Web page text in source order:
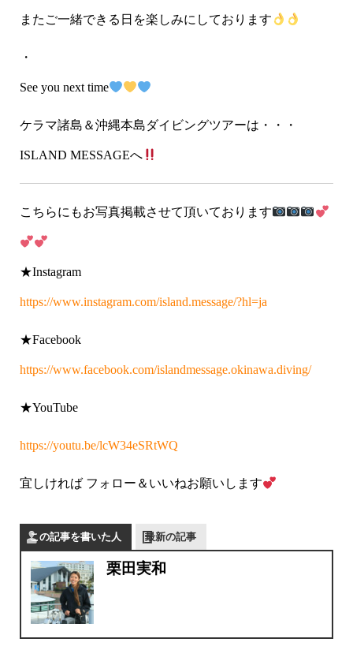
またご一緒できる日を楽しみにしております
・
See you next time
ケラマ諸島＆沖縄本島ダイビングツアーは・・・
ISLAND MESSAGEへ
こちらにもお写真掲載させて頂いております
★Instagram
https://www.instagram.com/island.message/?hl=ja
★Facebook
https://www.facebook.com/islandmessage.okinawa.diving/
★YouTube
https://youtu.be/lcW34eSRtWQ
宜しければ フォロー＆いいねお願いします
この記事を書いた人 最新の記事
栗田実和